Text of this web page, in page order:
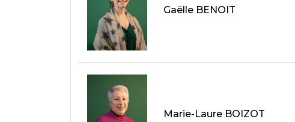
Gaëlle BENOIT
Marie-Laure BOIZOT